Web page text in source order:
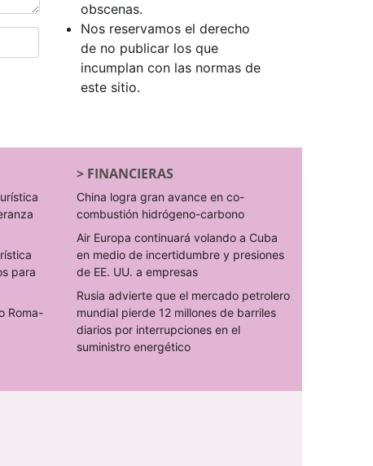
obscenas.
Nos reservamos el derecho
de no publicar los que
incumplan con las normas de
este sitio.
para
Roma-
> FINANCIERAS
China logra gran avance en co-
combustión hidrógeno-carbono
Air Europa continuará volando a Cuba
en medio de incertidumbre y presiones
de EE. UU. a empresas
Rusia advierte que el mercado petrolero
mundial pierde 12 millones de barriles
diarios por interrupciones en el
suministro energético